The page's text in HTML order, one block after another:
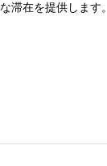
滞在を提供します。